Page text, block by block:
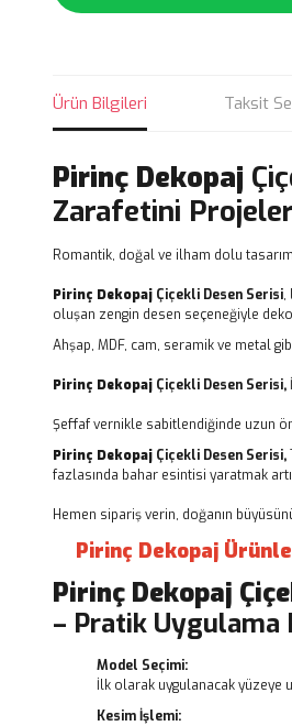
Ürün Bilgileri Taksit
Pirinç Dekopaj
Zarafetini
Romantik, doğal ve ilham dolu
Pirinç Dekopaj Çiçekli Desen Serisi,
oluşan zengin desen seçeneğiyle
Ahşap, MDF, cam, seramik ve metal
Pirinç Dekopaj Çiçekli Desen Serisi,
Şeffaf vernikle sabitlendiğinde uzun
Pirinç Dekopaj Çiçekli Desen Serisi,
fazlasında bahar esintisi yaratmak
Hemen sipariş verin, doğanın
Pirinç Dekopaj
Pirinç Dekopaj
– Pratik Uygulama
Model Seçimi:
İlk olarak uygulanacak yüzeye
Kesim İşlemi: